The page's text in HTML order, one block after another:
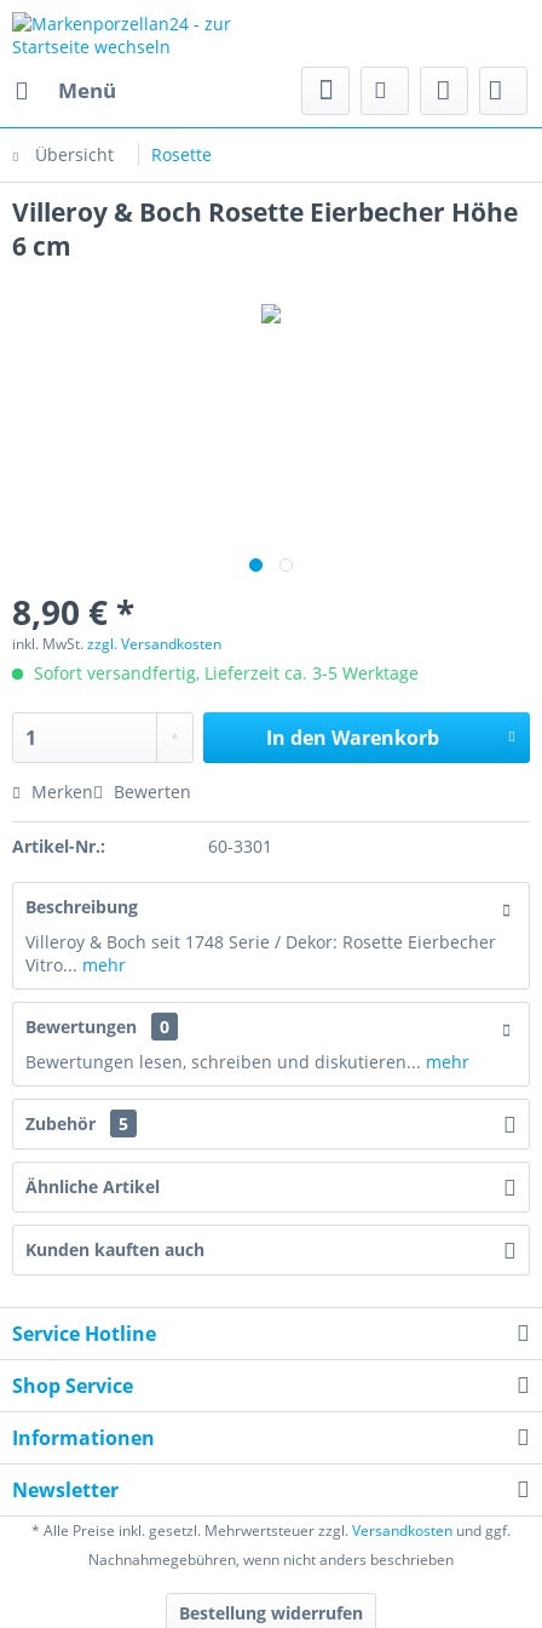
Menü
Übersicht Rosette
Villeroy & Boch Rosette Eierbecher Höhe
6 cm
8,90 € *
inkl. MwSt.zzgl. Versandkosten
Sofort versandfertig, Lieferzeit ca. 3-5 Werktage
In den Warenkorb
Merken Bewerten
Artikel-Nr.: 60-3301
Beschreibung
Villeroy & Boch seit 1748 Serie / Dekor: Rosette Eierbecher
Vitro... mehr
Bewertungen
0
Bewertungen lesen, schreiben und diskutieren... mehr
Zubehör 5
Ähnliche Artikel
Kunden kauften auch
Service Hotline
Shop Service
Informationen
Newsletter
* Alle Preise inkl. gesetzl. Mehrwertsteuer zzgl.Versandkosten und ggf.
Nachnahmegebühren, wenn nicht anders beschrieben
Bestellung widerrufen